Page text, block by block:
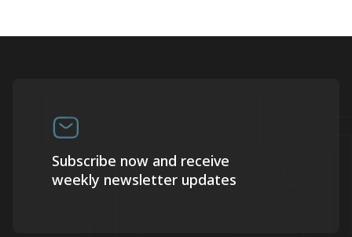
Subscribe now and receive
weekly newsletter updates